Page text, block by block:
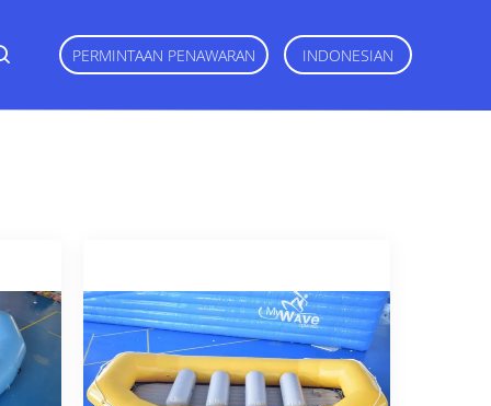
PERMINTAAN PENAWARAN INDONESIAN